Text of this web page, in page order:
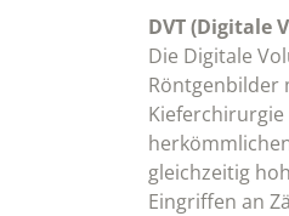
DVT (Digitale
Die Digitale
Röntgenbilder
gleichzeitig
Eingriffen an